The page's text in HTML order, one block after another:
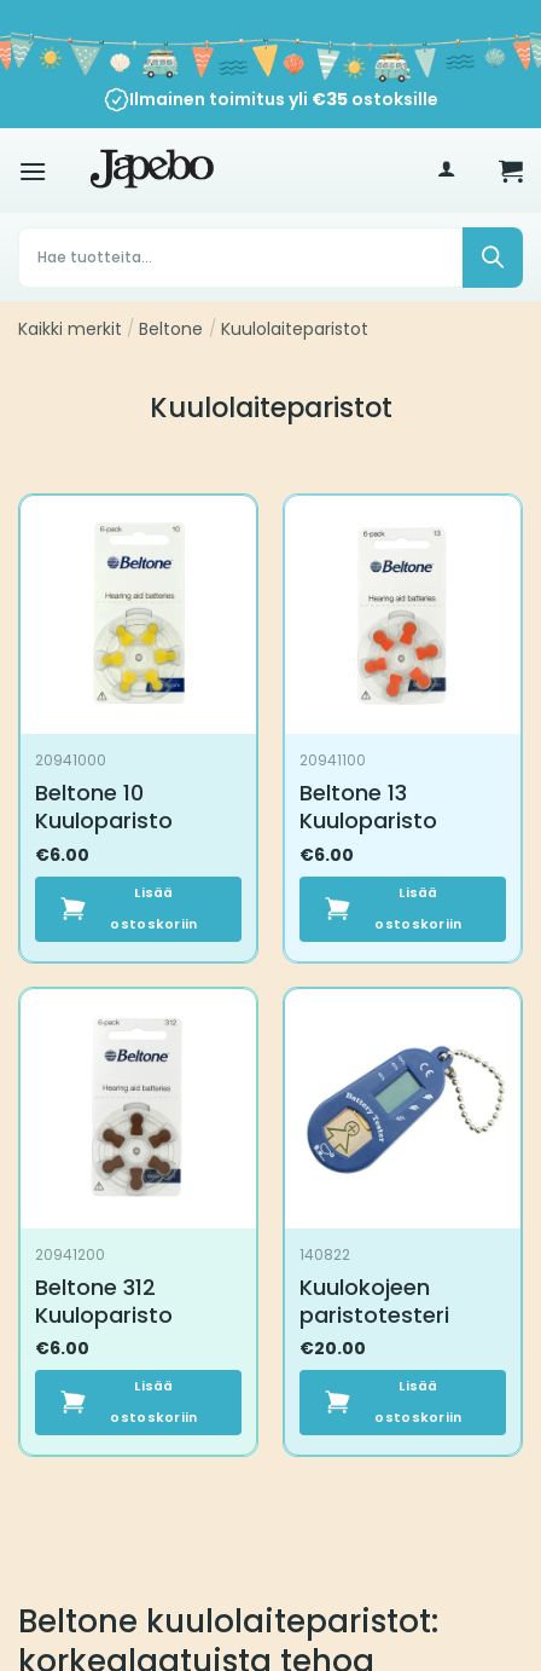
sisältöön
Ilmainen toimitus yli €35ostoksille
Products
search
Kaikki merkit / Beltone / Kuulolaiteparistot
Kuulolaiteparistot
20941000
Beltone 10
Kuuloparisto
€6.00
Lisää
ostoskoriin
20941100
Beltone 13
Kuuloparisto
€6.00
Lisää
ostoskoriin
20941200
Beltone 312
Kuuloparisto
€6.00
Lisää
ostoskoriin
140822
Kuulokojeen
paristotesteri
€20.00
Lisää
ostoskoriin
Beltone kuulolaiteparistot:
korkealaatuista tehoa